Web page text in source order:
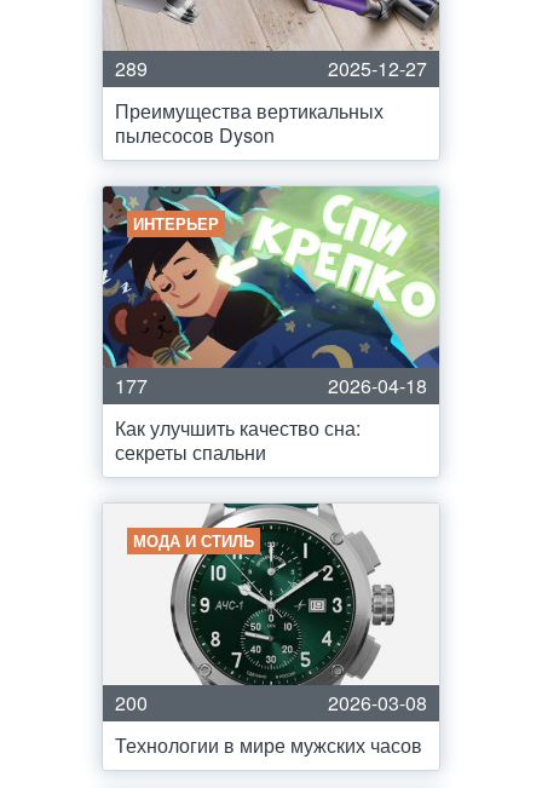
289
2025-12-27
Преимущества вертикальных
пылесосов Dyson
ИНТЕРЬЕР
177
2026-04-18
Как улучшить качество сна:
секреты спальни
МОДА И СТИЛЬ
200
2026-03-08
Технологии в мире мужских часов